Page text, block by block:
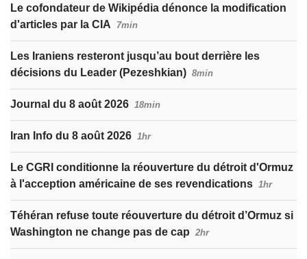
Le cofondateur de Wikipédia dénonce la modification
d'articles par la CIA
7min
Les Iraniens resteront jusqu’au bout derrière les
décisions du Leader (Pezeshkian) 8min
Journal du 8 août 2026 18min
Iran Info du 8 août 2026 1hr
Le CGRI conditionne la réouverture du détroit d'Ormuz
à l'acception américaine de ses revendications 1hr
Téhéran refuse toute réouverture du détroit d’Ormuz si
Washington ne change pas de cap 2hr